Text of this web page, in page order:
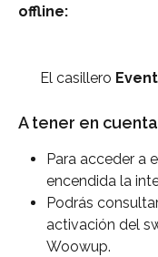
offline:
El casillero
A tener en cuenta
Para acceder a
encendida la
Podrás
activación del
Woowup.